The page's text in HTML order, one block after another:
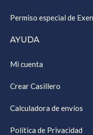
Permiso especial de
AYUDA
Mi cuenta
Crear Casillero
Calculadora de envíos
Política de Privacidad